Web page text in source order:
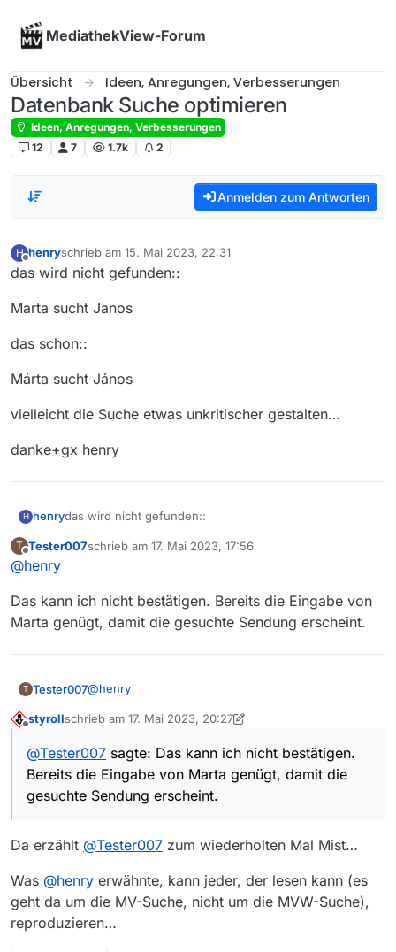
MediathekView-Forum
Übersicht Ideen, Anregungen, Verbesserungen
Datenbank Suche optimieren
Ideen, Anregungen, Verbesserungen
12
7 1.7k 2
Anmelden zum Antworten
H
Offline
henryschrieb am 15. Mai 2023, 22:31
zuletzt editiert von
das wird nicht gefunden::
Marta sucht Janos
das schon::
Márta sucht János
vielleicht die Suche etwas unkritischer gestalten…
danke+gx henry
H henrydas wird nicht gefunden::
Marta sucht Janos
Márta sucht János
danke+gx henry
T
Offline
Tester007schrieb am 17. Mai 2023, 17:56
zuletzt editiert von
@henry
Das kann ich nicht bestätigen. Bereits die Eingabe von
Marta genügt, damit die gesuchte Sendung erscheint.
T Tester007@henry
Das kann ich nicht bestätigen. Bereits die Eingabe
erscheint.
styrollschrieb am 17. Mai 2023, 20:27
zuletzt editiert von styroll
@Tester007 sagte: Das kann ich nicht bestätigen.
Bereits die Eingabe von Marta genügt, damit die
gesuchte Sendung erscheint.
Da erzählt @Tester007 zum wiederholten Mal Mist…
Was @henry erwähnte, kann jeder, der lesen kann (es
geht da um die MV-Suche, nicht um die MVW-Suche),
reproduzieren…